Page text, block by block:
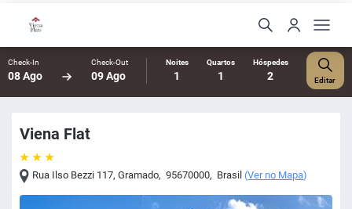
Check-In
08 Ago
Check-Out
09 Ago
Noites
1
Quartos
1
Hóspedes
2 Editar
Viena Flat
Rua Ilso Bezzi 117,Gramado, 95670000, Brasil (Ver no Mapa)